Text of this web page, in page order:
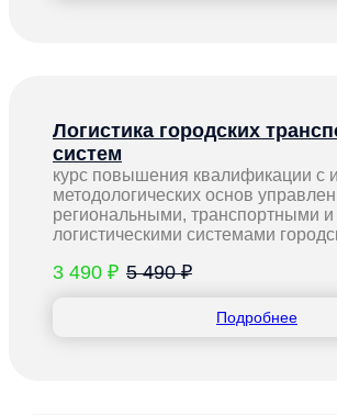
Логистика городских
систем
курс повышения квалификации с
методологических основ
региональными, транспортными и
логистическими системами
3 490 ₽ 5 490 ₽
Подробнее